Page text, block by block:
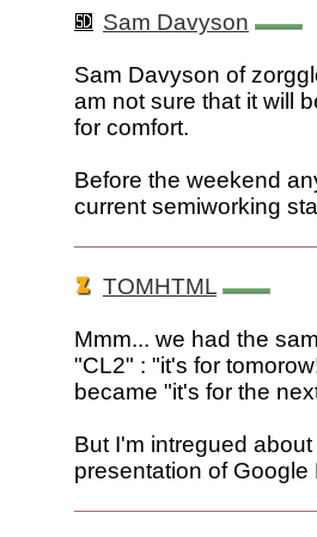
Sam Davyson
Sam Davyson of
am not sure that it will
for comfort.
Before the weekend
current semiworking
TOMHTML
Mmm... we had the
"CL2" : "it's for
became "it's for the
But I'm intregued
presentation of